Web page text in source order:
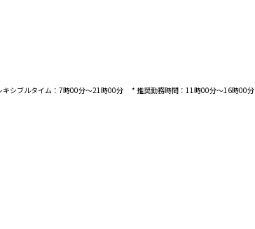
シブルタイム：7時00分〜21時00分 * 推奨勤務時間：11時00分〜16時00分